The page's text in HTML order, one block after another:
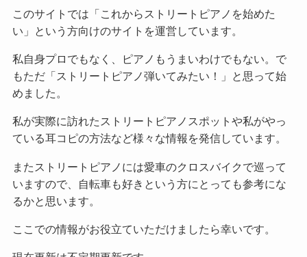
このサイトでは「これからストリートピアノを始めた
い」という方向けのサイトを運営しています。
私自身プロでもなく、ピアノもうまいわけでもない。で
もただ「ストリートピアノ弾いてみたい！」と思って始
めました。
私が実際に訪れたストリートピアノスポットや私がやっ
ている耳コピの方法など様々な情報を発信しています。
またストリートピアノには愛車のクロスバイクで巡って
いますので、自転車も好きという方にとっても参考にな
るかと思います。
ここでの情報がお役立ていただけましたら幸いです。